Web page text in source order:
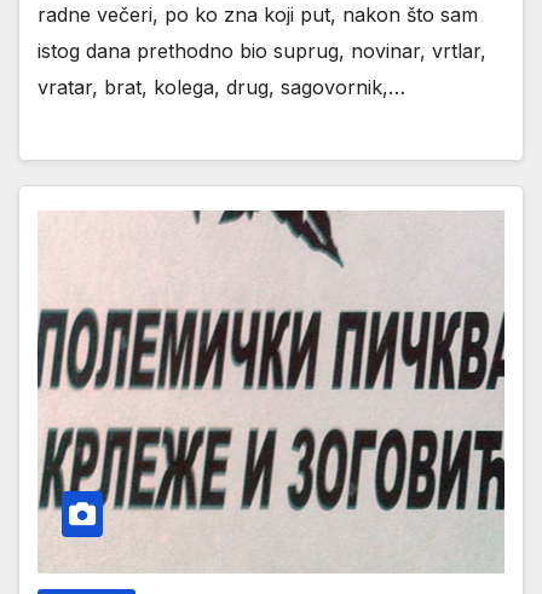
radne večeri, po ko zna koji put, nakon što sam
istog dana prethodno bio suprug, novinar, vrtlar,
vratar, brat, kolega, drug, sagovornik,…